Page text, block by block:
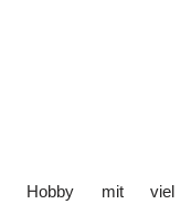
Hobby mit viel